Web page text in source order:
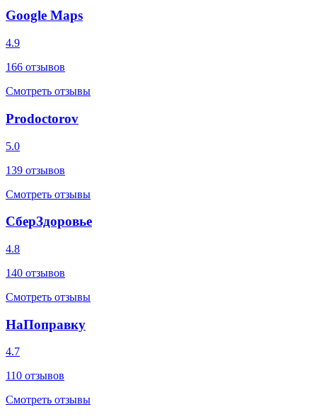
Google Maps
4.9
166 отзывов
Смотреть отзывы
Prodoctorov
5.0
139 отзывов
Смотреть отзывы
СберЗдоровье
4.8
140 отзывов
Смотреть отзывы
НаПоправку
4.7
110 отзывов
Смотреть отзывы